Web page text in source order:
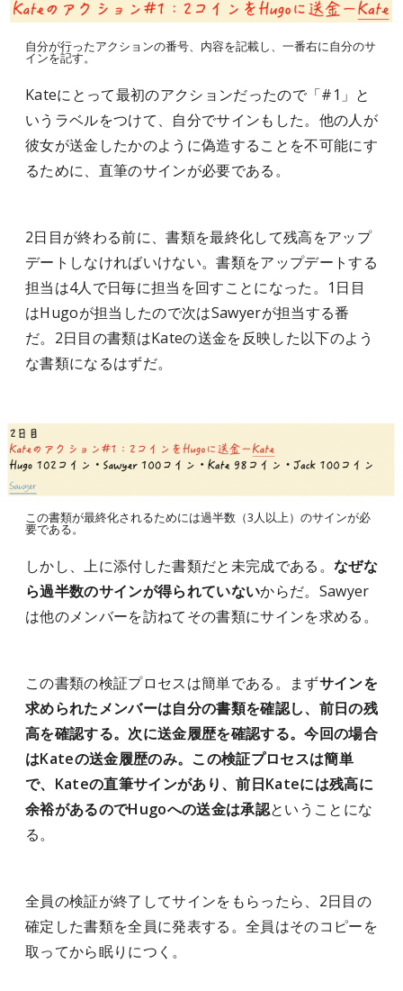
自分が行ったアクションの番号、内容を記載し、一番右に自分のサ
インを記す。
Kateにとって最初のアクションだったので「#1」と
いうラベルをつけて、自分でサインもした。他の人が
彼女が送金したかのように偽造することを不可能にす
るために、直筆のサインが必要である。
2日目が終わる前に、書類を最終化して残高をアップ
デートしなければいけない。書類をアップデートする
担当は4人で日毎に担当を回すことになった。1日目
はHugoが担当したので次はSawyerが担当する番
だ。2日目の書類はKateの送金を反映した以下のよう
な書類になるはずだ。
この書類が最終化されるためには過半数（3人以上）のサインが必
要である。
しかし、上に添付した書類だと未完成である。 なぜな
ら過半数のサインが得られていないからだ。Sawyer
は他のメンバーを訪ねてその書類にサインを求める。
この書類の検証プロセスは簡単である。まずサインを
求められたメンバーは自分の書類を確認し、前日の残
高を確認する。次に送金履歴を確認する。今回の場合
はKateの送金履歴のみ。この検証プロセスは簡単
で、Kateの直筆サインがあり、前日Kateには残高に
余裕があるのでHugoへの送金は承認ということにな
る。
全員の検証が終了してサインをもらったら、2日目の
確定した書類を全員に発表する。全員はそのコピーを
取ってから眠りにつく。